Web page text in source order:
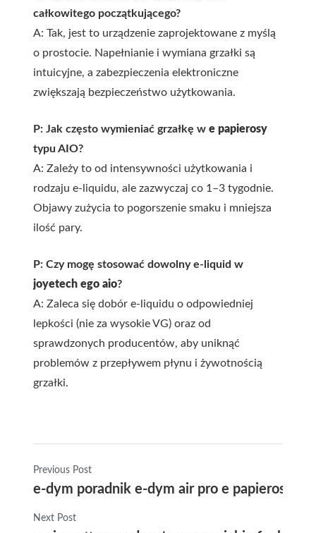
całkowitego początkującego?
A: Tak, jest to urządzenie zaprojektowane z myślą
o prostocie. Napełnianie i wymiana grzałki są
intuicyjne, a zabezpieczenia elektroniczne
zwiększają bezpieczeństwo użytkowania.
P: Jak często wymieniać grzałkę w e papierosy
typu AIO?
A: Zależy to od intensywności użytkowania i
rodzaju e-liquidu, ale zazwyczaj co 1–3 tygodnie.
Objawy zużycia to pogorszenie smaku i mniejsza
ilość pary.
P: Czy mogę stosować dowolny e-liquid w
joyetech ego aio?
A: Zaleca się dobór e-liquidu o odpowiedniej
lepkości (nie za wysokie VG) oraz od
sprawdzonych producentów, aby uniknąć
problemów z przepływem płynu i żywotnością
grzałki.
Previous Post
e-dym poradnik e-dym air pro e papieros yt
Next Post